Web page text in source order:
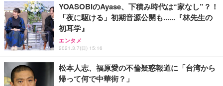
YOASOBIのAyase、下積み時代は“家なし”？！
「夜に駆ける」初期音源公開も......『林先生の
初耳学』
エンタメ
2021.3.7(日) 15:16
松本人志、福原愛の不倫疑惑報道に「台湾から
帰って何で中華街？」